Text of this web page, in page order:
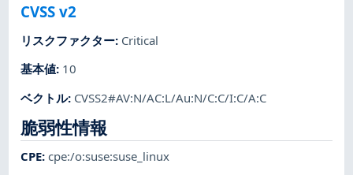
CVSS v2
リスクファクター: Critical
基本値: 10
ベクトル: CVSS2#AV:N/AC:L/Au:N/C:C/I:C/A:C
脆弱性情報
CPE:cpe:/o:suse:suse_linux